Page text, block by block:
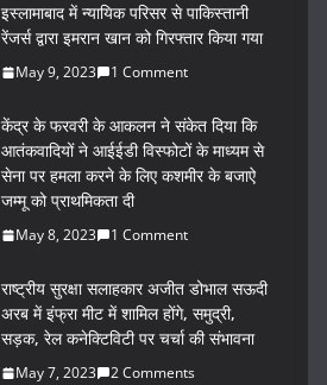
इस्लामाबाद में न्यायिक परिसर से पाकिस्तानी
रेंजर्स द्वारा इमरान खान को गिरफ्तार किया गया
May 9, 2023 1 Comment
केंद्र के फरवरी के आकलन ने संकेत दिया कि
आतंकवादियों ने आईईडी विस्फोटों के माध्यम से
सेना पर हमला करने के लिए कशमीर के बजाऐ
जम्मू को प्राथमिकता दी
May 8, 2023 1 Comment
राष्ट्रीय सुरक्षा सलाहकार अजीत डोभाल सऊदी
अरब में इंफ्रा मीट में शामिल होंगे, समुद्री,
सड़क, रेल कनेक्टिविटी पर चर्चा की संभावना
May 7, 2023 2 Comments